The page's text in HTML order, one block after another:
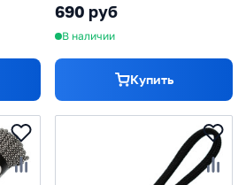
690 руб
В наличии
Купить